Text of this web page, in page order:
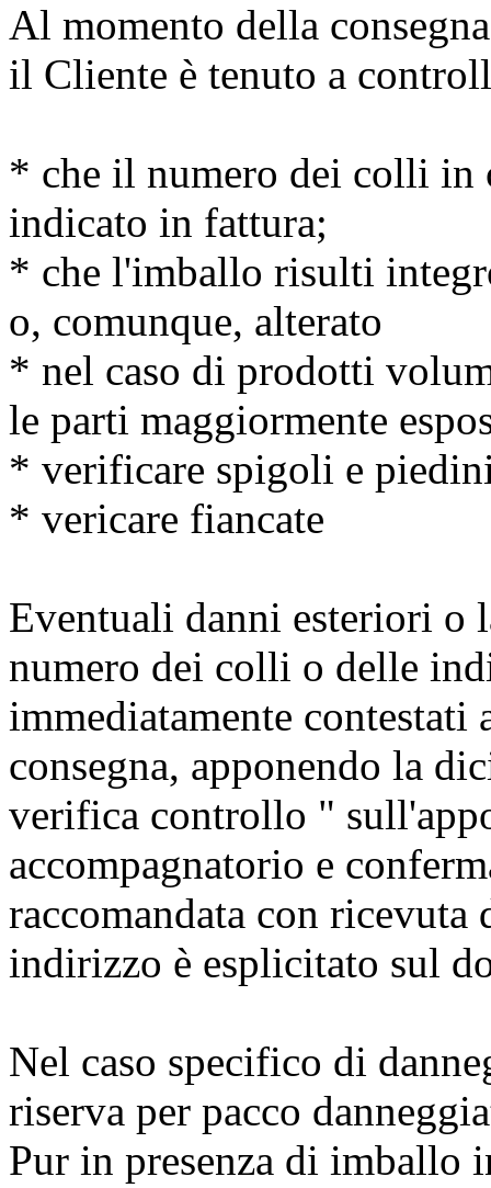
Al momento della
il Cliente è tenuto a
* che il numero dei colli in
indicato in fattura;
* che l'imballo risulti
o, comunque, alterato
* nel caso di prodotti
le parti maggiormente
* verificare spigoli e
* vericare fiancate
Eventuali danni esteriori o
numero dei colli o delle
immediatamente contestati
consegna, apponendo la
verifica controllo "
accompagnatorio e
raccomandata con
indirizzo è esplicitato sul
Nel caso specifico di
riserva per pacco
Pur in presenza di imballo